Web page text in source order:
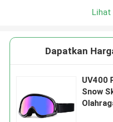
Lihat
Dapatkan
UV400
Snow